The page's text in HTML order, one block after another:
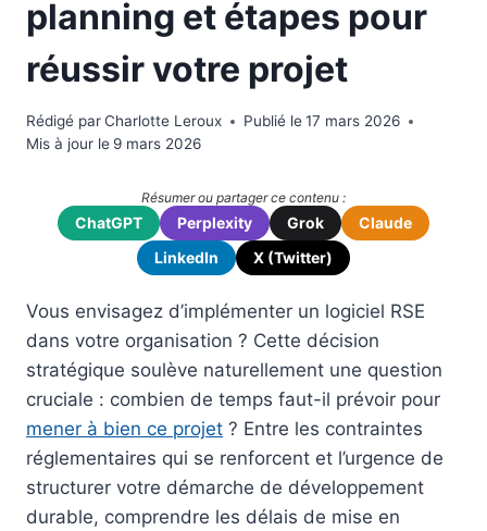
planning et étapes pour
réussir votre projet
Rédigé parCharlotte Leroux Publié le 17 mars 2026
Mis à jour le 9 mars 2026
Résumer ou partager ce contenu :
ChatGPT Perplexity Grok
Claude
LinkedIn
X (Twitter)
Vous envisagez d’implémenter un logiciel RSE
dans votre organisation ? Cette décision
stratégique soulève naturellement une question
cruciale : combien de temps faut-il prévoir pour
mener à bien ce projet ? Entre les contraintes
réglementaires qui se renforcent et l’urgence de
structurer votre démarche de développement
durable, comprendre les délais de mise en